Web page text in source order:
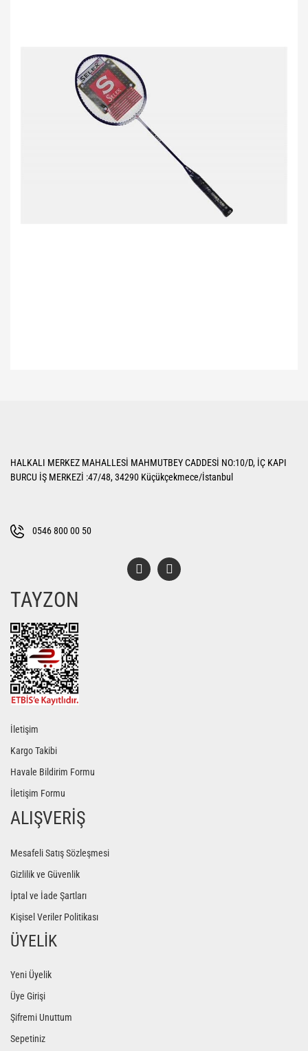
Ürün açıklamasında eksik bilgiler bulunuyor.
Bu ürüne benzer farklı alternatifler olmalı.
HALKALI MERKEZ MAHALLESİ MAHMUTBEY CADDESİ NO:10/D, İÇ KAPI
BURCU İŞ MERKEZİ :47/48, 34290 Küçükçekmece/İstanbul
0546 800 00 50
TAYZON
İletişim
Kargo Takibi
Havale Bildirim Formu
İletişim Formu
ALIŞVERİŞ
Mesafeli Satış Sözleşmesi
Gizlilik ve Güvenlik
İptal ve İade Şartları
Kişisel Veriler Politikası
ÜYELİK
Yeni Üyelik
Üye Girişi
Şifremi Unuttum
Sepetiniz